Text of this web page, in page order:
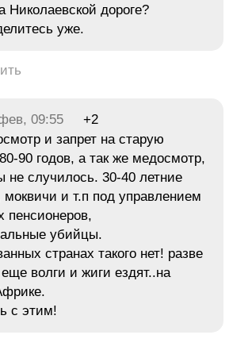
Николаевской дороге?
уже.
09:55
+2
и запрет на старую
90 годов, а так же медосмотр,
не случилось. 30-40 летние
моквичи и т.п под управлением
пенсионеров,
убийцы.
странах такого нет! разве
волги и жиги ездят..на
с этим!